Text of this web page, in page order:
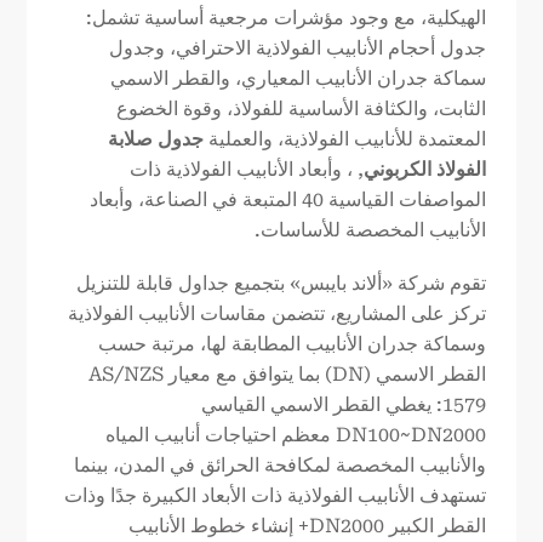
الهيكلية، مع وجود مؤشرات مرجعية أساسية تشمل:
جدول أحجام الأنابيب الفولاذية الاحترافي، وجدول
سماكة جدران الأنابيب المعياري، والقطر الاسمي
الثابت، والكثافة الأساسية للفولاذ، وقوة الخضوع
المعتمدة للأنابيب الفولاذية، والعمليةجدول صلابة
الفولاذ الكربوني, ، وأبعاد الأنابيب الفولاذية ذات
المواصفات القياسية 40 المتبعة في الصناعة، وأبعاد
الأنابيب المخصصة للأساسات.
تقوم شركة «ألاند بايبس» بتجميع جداول قابلة للتنزيل
تركز على المشاريع، تتضمن مقاسات الأنابيب الفولاذية
وسماكة جدران الأنابيب المطابقة لها، مرتبة حسب
القطر الاسمي (DN) بما يتوافق مع معيار AS/NZS
1579: يغطي القطر الاسمي القياسي
DN100~DN2000 معظم احتياجات أنابيب المياه
والأنابيب المخصصة لمكافحة الحرائق في المدن، بينما
تستهدف الأنابيب الفولاذية ذات الأبعاد الكبيرة جدًا وذات
القطر الكبير DN2000+ إنشاء خطوط الأنابيب